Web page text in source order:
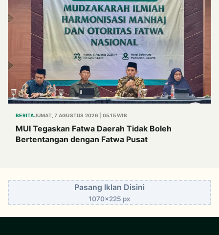
BERITAJUMAT, 7 AGUSTUS 2026 | 05.15 WIB
MUI Tegaskan Fatwa Daerah Tidak Boleh
Bertentangan dengan Fatwa Pusat
Pasang Iklan Disini
1070x225 px